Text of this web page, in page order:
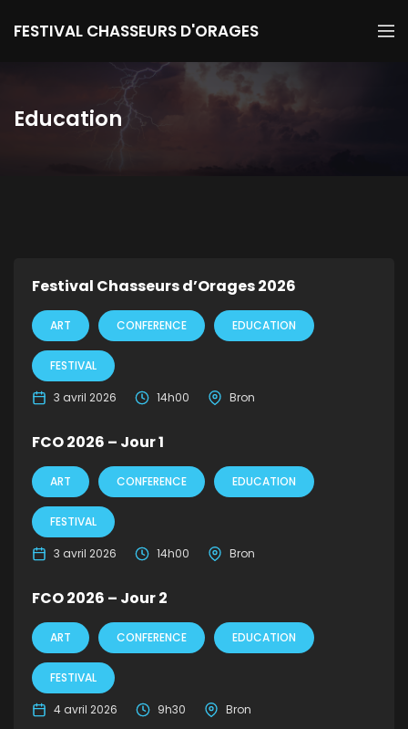
FESTIVAL CHASSEURS D'ORAGES
Education
Festival Chasseurs d’Orages 2026
ART CONFERENCE EDUCATION
FESTIVAL
3 avril 2026 14h00 Bron
FCO 2026 – Jour 1
ART CONFERENCE EDUCATION
FESTIVAL
3 avril 2026 14h00 Bron
FCO 2026 – Jour 2
ART CONFERENCE EDUCATION
FESTIVAL
4 avril 2026 9h30 Bron